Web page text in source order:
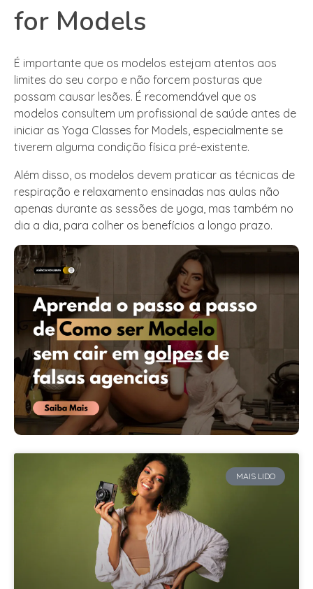
for Models
É importante que os modelos estejam atentos aos
limites do seu corpo e não forcem posturas que
possam causar lesões. É recomendável que os
modelos consultem um profissional de saúde antes de
iniciar as Yoga Classes for Models, especialmente se
tiverem alguma condição física pré-existente.
Além disso, os modelos devem praticar as técnicas de
respiração e relaxamento ensinadas nas aulas não
apenas durante as sessões de yoga, mas também no
dia a dia, para colher os benefícios a longo prazo.
MAIS LIDO